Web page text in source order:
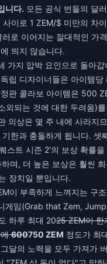
니다. 모든 공식 번들의 달
이로 1 ZEM/$ 미만의 차
로 이어지는 절대적인 가
띄지 않습니다.
가지 압박 요인으로 돌아
립 디자이너들은 아이템
판 콜라보 아이템은 500
외되는 것에 대한 두려움)
의상은 몇 주 내에 사라지
한과 충돌하게 됩니다. 셋
스트 시즌 2'의 보상 확률
며, 더 높은 보상은 훨씬
장치일 뿐입니다.
이 부족하게 느껴지는 구
게임(Grab that Zem,
하루 최대 2025 ZEM이 한
에600750 ZEM 정도가 최
달의 노력을 모두 가져가